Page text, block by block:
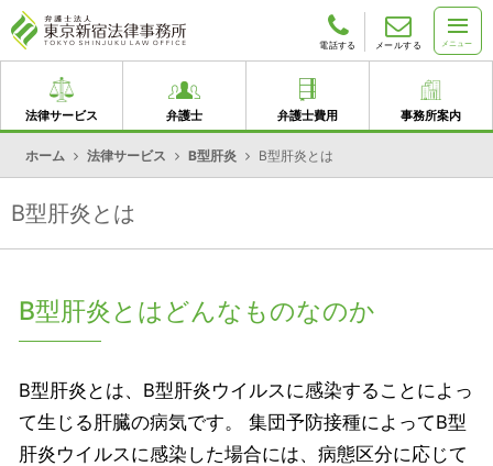
電話する メールする メニュー
法律サービス 弁護士 弁護士費用 事務所案内
ホーム 法律サービス B型肝炎 B型肝炎とは
B型肝炎とは
B型肝炎とはどんなものなのか
B型肝炎とは、B型肝炎ウイルスに感染することによっ
て生じる肝臓の病気です。 集団予防接種によってB型
肝炎ウイルスに感染した場合には、病態区分に応じて